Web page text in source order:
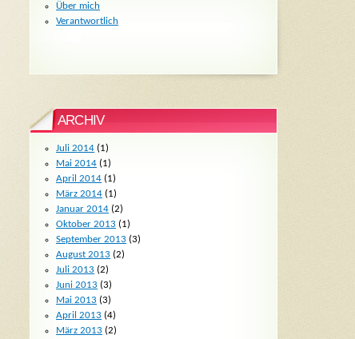
Über mich
Verantwortlich
ARCHIV
Juli 2014 (1)
Mai 2014 (1)
April 2014 (1)
März 2014 (1)
Januar 2014 (2)
Oktober 2013 (1)
September 2013 (3)
August 2013 (2)
Juli 2013 (2)
Juni 2013 (3)
Mai 2013 (3)
April 2013 (4)
März 2013 (2)